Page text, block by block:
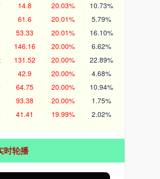
14.8 20.03% 10.73%
61.6 20.01% 5.79%
53.33 20.01% 16.10%
146.16 20.00% 6.62%
131.52 20.00% 22.89%
42.9 20.00% 4.68%
64.75 20.00% 10.94%
93.38 20.00% 1.75%
41.41 19.99% 2.02%
时轮播